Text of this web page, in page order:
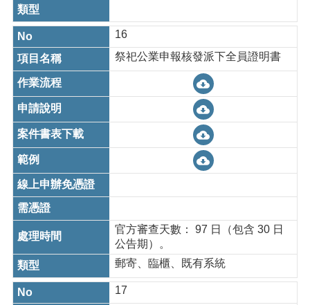
16
祭祀公業申報核發派下全員證明書
官方審查天數： 97 日（包含 30 日
公告期）。
郵寄、臨櫃、既有系統
17